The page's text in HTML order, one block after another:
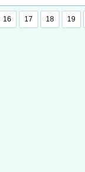
16 17 18 19